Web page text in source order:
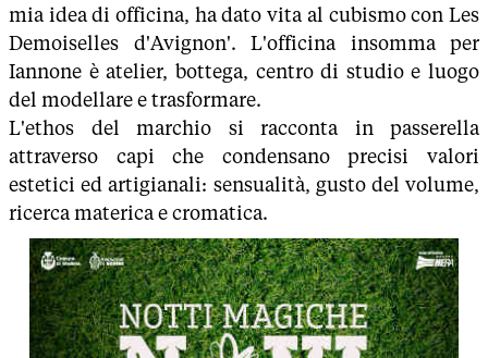
mia idea di officina, ha dato vita al cubismo con Les
Demoiselles d'Avignon'. L'officina insomma per
Iannone è atelier, bottega, centro di studio e luogo
del modellare e trasformare.
L'ethos del marchio si racconta in passerella
attraverso capi che condensano precisi valori
estetici ed artigianali: sensualità, gusto del volume,
ricerca materica e cromatica.